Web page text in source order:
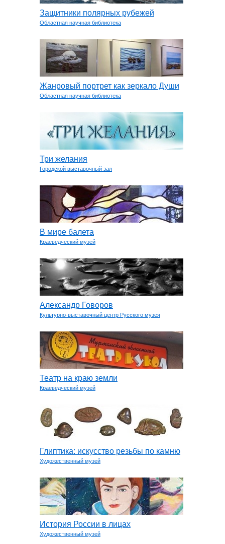
Защитники полярных рубежей
Областная научная библиотека
Жанровый портрет как зеркало Души
Областная научная библиотека
Три желания
Городской выставочный зал
В мире балета
Краеведческий музей
Александр Говоров
Культурно-выставочный центр Русского музея
Театр на краю земли
Краеведческий музей
Глиптика: искусство резьбы по камню
Художественный музей
История России в лицах
Художественный музей